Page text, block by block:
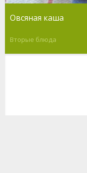
Овсяная каша
Вторые блюда